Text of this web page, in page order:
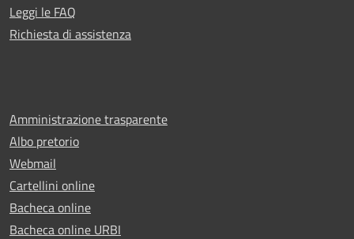
Leggi le FAQ
Richiesta di assistenza
Amministrazione trasparente
Albo pretorio
Webmail
Cartellini online
Bacheca online
Bacheca online URBI